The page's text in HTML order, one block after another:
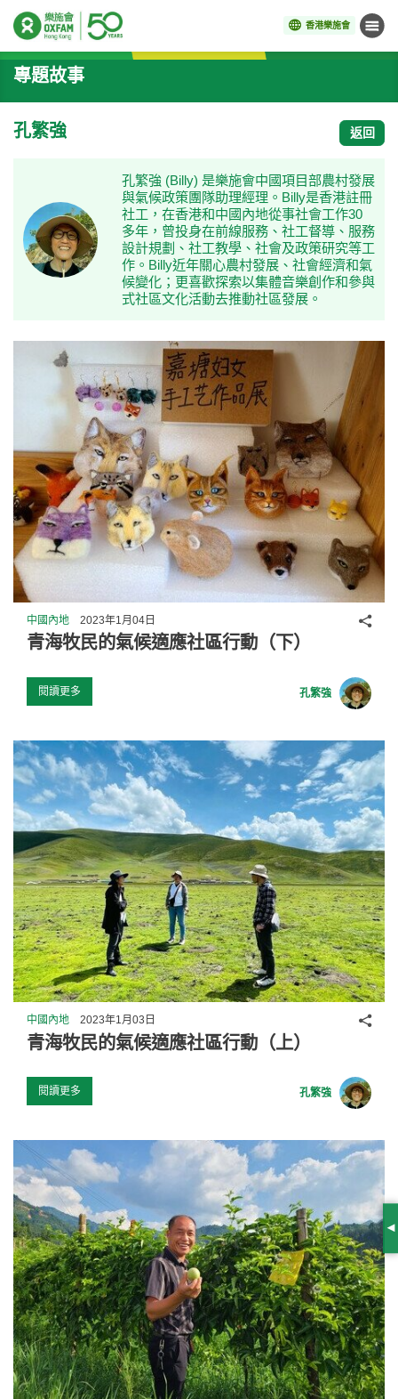
香港樂施會 目錄
開始主要內容
專題故事
孔繁強 返回
孔繁強 (Billy) 是樂施會中國項目部農村發展
與氣候政策團隊助理經理。Billy是香港註冊
社工，在香港和中國內地從事社會工作30
多年，曾投身在前線服務、社工督導、服務
設計規劃、社工教學、社會及政策研究等工
作。Billy近年關心農村發展、社會經濟和氣
候變化；更喜歡探索以集體音樂創作和參與
式社區文化活動去推動社區發展。
中國內地 2023年1月04日
青海牧民的氣候適應社區行動（下）
閱讀更多 孔繁強
分享
中國內地 2023年1月03日
青海牧民的氣候適應社區行動（上）
閱讀更多 孔繁強
分享